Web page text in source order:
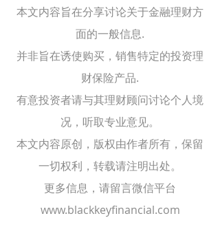
本文内容旨在分享讨论关于金融理财方
面的一般信息.
并非旨在诱使购买，销售特定的投资理
财保险产品.
有意投资者请与其理财顾问讨论个人境
况，听取专业意见。
本文内容原创，版权由作者所有，保留
一切权利，转载请注明出处。
更多信息，请留言微信平台
www.blackkeyfinancial.com